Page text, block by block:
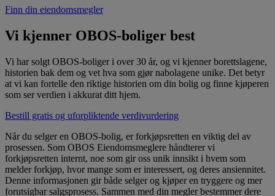
Finn din eiendomsmegler
Vi kjenner OBOS-boliger best
Vi har solgt OBOS-boliger i over 30 år, og vi kjenner borettslagene,
historien bak dem og vet hva som gjør nabolagene unike. Det betyr
at vi kan fortelle den riktige historien om din bolig og finne kjøperen
som ser verdien i akkurat ditt hjem.
Bestill gratis og uforpliktende verdivurdering
Når du selger en OBOS-bolig, er forkjøpsretten en viktig del av
prosessen. Som OBOS Eiendomsmeglere håndterer vi
forkjøpsretten internt, noe som gir oss unik innsikt i hvem som
melder forkjøp, hvor mange som er interessert, og deres ansiennitet.
Denne informasjonen gir både selger og kjøper en tryggere og mer
forutsigbar salgsprosess. Sammen med din megler bestemmer dere